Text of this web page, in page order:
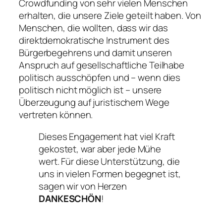
Crowdfunding von sehr vielen Menschen
erhalten, die unsere Ziele geteilt haben. Von
Menschen, die wollten, dass wir das
direktdemokratische Instrument des
Bürgerbegehrens und damit unseren
Anspruch auf gesellschaftliche Teilhabe
politisch ausschöpfen und – wenn dies
politisch nicht möglich ist – unsere
Überzeugung auf juristischem Wege
vertreten können.
Dieses Engagement hat viel Kraft
gekostet, war aber jede Mühe
wert. Für diese Unterstützung, die
uns in vielen Formen begegnet ist,
sagen wir von Herzen
DANKESCHÖN!